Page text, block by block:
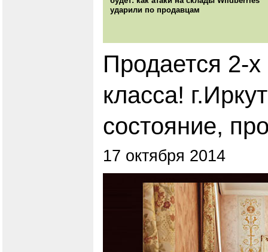
ударили по продавцам
Продается 2-
класса!
состояние,
17 октября 2014